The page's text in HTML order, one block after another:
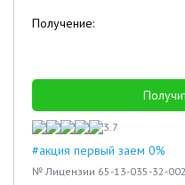
Получение:
3.7
#акция первый заем 0%
№ Лицензии 65-13-035-32-